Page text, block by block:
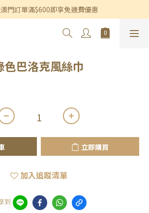
門訂單滿$600即享免運費優惠
門訂單滿$600即享免運費優惠
內買滿$1,200可享永久九折優惠
色巴洛克風絲巾
立即購買
加入追蹤清單
到